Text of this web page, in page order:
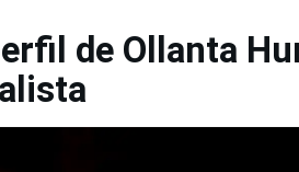
de Ollanta